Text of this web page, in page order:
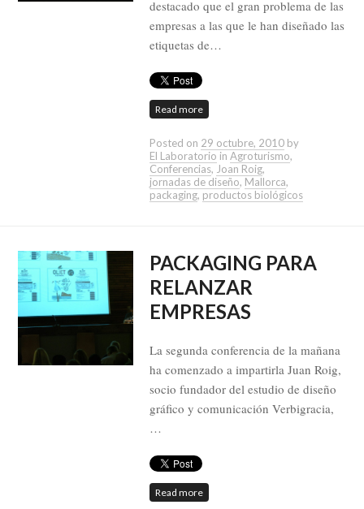
destacado que el gran problema de las
empresas a las que le han diseñado las
etiquetas de…
Read more
Posted on 29 octubre, 2010by
El Laboratorio in Agroturismo,
Conferencias, Joan Roig,
jornadas de diseño, Mallorca,
packaging, productos biológicos
PACKAGING PARA
RELANZAR
EMPRESAS
La segunda conferencia de la mañana
ha comenzado a impartirla Juan Roig,
socio fundador del estudio de diseño
gráfico y comunicación Verbigracia,
…
Read more